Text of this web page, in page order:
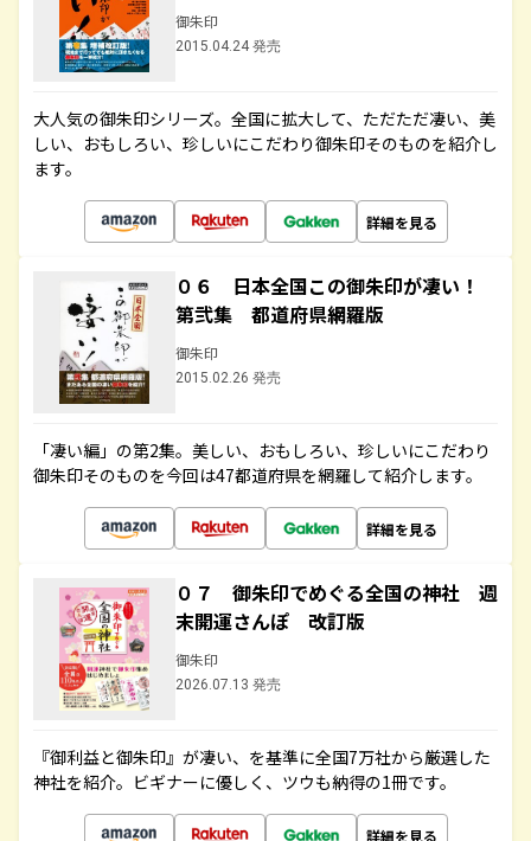
御朱印
2015.04.24 発売
大人気の御朱印シリーズ。全国に拡大して、ただただ凄い、美
しい、おもしろい、珍しいにこだわり御朱印そのものを紹介し
ます。
詳細を見る
０６ 日本全国この御朱印が凄い！
第弐集 都道府県網羅版
御朱印
2015.02.26 発売
「凄い編」の第2集。美しい、おもしろい、珍しいにこだわり
御朱印そのものを今回は47都道府県を網羅して紹介します。
詳細を見る
０７ 御朱印でめぐる全国の神社 週
末開運さんぽ 改訂版
御朱印
2026.07.13 発売
『御利益と御朱印』が凄い、を基準に全国7万社から厳選した
神社を紹介。ビギナーに優しく、ツウも納得の1冊です。
詳細を見る